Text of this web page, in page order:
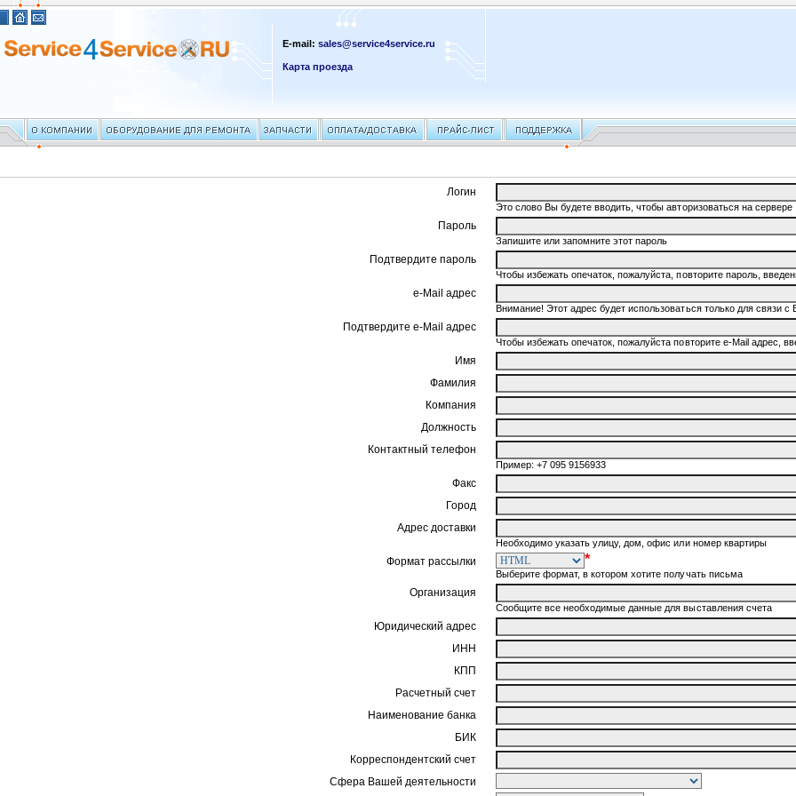
E-mail:sales@service4service.ru
Карта проезда
Логин
Это слово Вы будете вводить, чтобы авторизоваться на сервере
Пароль
Запишите или запомните этот пароль
Подтвердите пароль
Чтобы избежать опечаток, пожалуйста, повторите пароль,
e-Mail адрес
Внимание! Этот адрес будет использоваться только для связи
Подтвердите e-Mail адрес
Чтобы избежать опечаток, пожалуйста повторите e-Mail адрес,
Имя
Фамилия
Компания
Должность
Контактный телефон
Пример: +7 095 9156933
Факс
Город
Адрес доставки
Необходимо указать улицу, дом, офис или номер квартиры
Формат рассылки *
Выберите формат, в котором хотите получать письма
Организация
Сообщите все необходимые данные для выставления счета
Юридический адрес
ИНН
КПП
Расчетный счет
Наименование банка
БИК
Корреспондентский счет
Сфера Вашей деятельности